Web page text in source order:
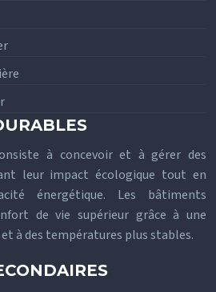
à concevoir et à gérer des
leur impact écologique tout en
énergétique. Les bâtiments
de vie supérieur grâce à une
à des températures plus stables.